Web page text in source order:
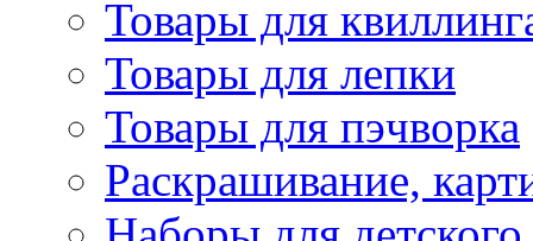
Товары для
Товары для лепки
Товары для пэчворка
Раскрашивание,